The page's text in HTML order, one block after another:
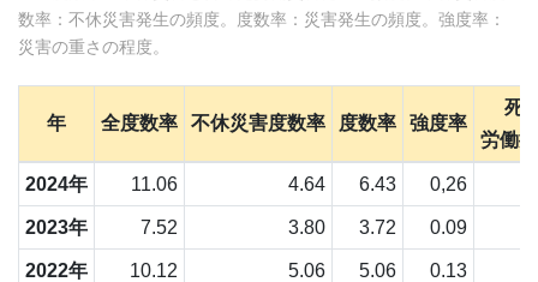
数率：不休災害発生の頻度。度数率：災害発生の頻度。強度率：
災害の重さの程度。
年 全度数率 不休災害度数率 度数率 強度率
死
労働
2024年 11.06 4.64 6.43 0,26
2023年 7.52 3.80 3.72 0.09
2022年 10.12 5.06 5.06 0.13